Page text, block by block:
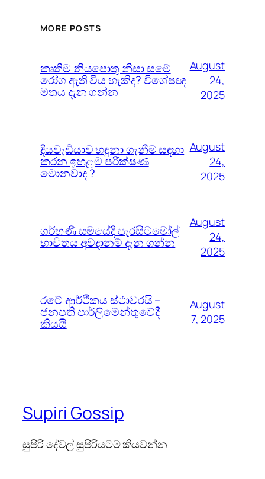
MORE POSTS
කෘතිම නියපොතු නිසා සමේ
රෝග ඇති විය හැකිද? විශේෂඥ
මතය දැන ගන්න
August
24,
2025
දියවැඩියාව හඳුනා ගැනීම සඳහා
කරන ඉහළම පරීක්ෂණ
මොනවාද ?
August
24,
2025
ගර්භණී සමයේදී පැරසිටමෝල්
භාවිතය අවදානම් දැන ගන්න
August
24,
2025
රටේ ආර්ථිකය ස්ථාවරයි –
ජනපති පාර්ලිමේන්තුවේදී
කියයි
August
7, 2025
Supiri Gossip
සුපිරි දේවල් සුපිරියටම කියවන්න